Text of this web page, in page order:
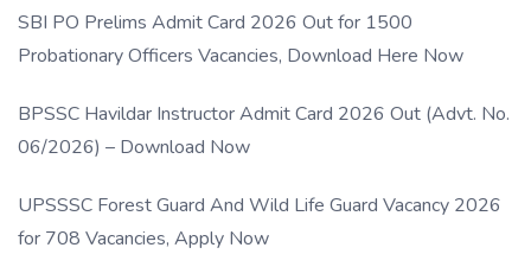
SBI PO Prelims Admit Card 2026 Out for 1500
Probationary Officers Vacancies, Download Here Now
BPSSC Havildar Instructor Admit Card 2026 Out (Advt. No.
06/2026) – Download Now
UPSSSC Forest Guard And Wild Life Guard Vacancy 2026
for 708 Vacancies, Apply Now